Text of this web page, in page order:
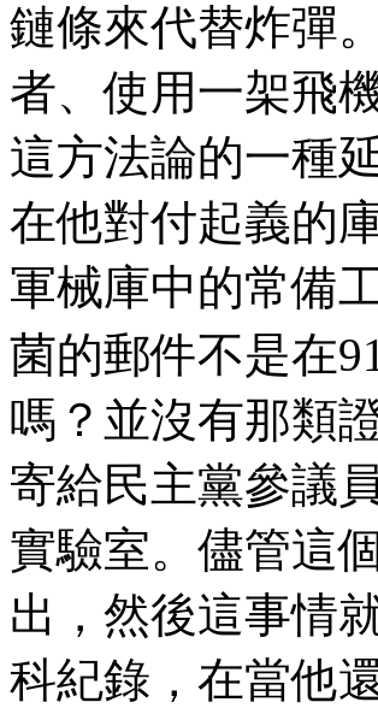
鏈條來代替炸彈
者、使用一架飛
這方法論的一種
在他對付起義的
軍械庫中的常備
菌的郵件不是在
嗎？並沒有那類
寄給民主黨參議
實驗室。儘管這
出，然後這事情
科紀錄，在當他